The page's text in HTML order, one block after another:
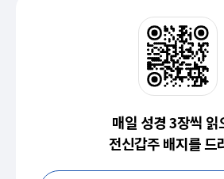
매일 성경 3장씩 읽
전신갑주 배지를 드